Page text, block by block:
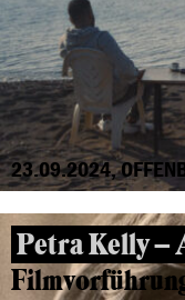
23.09.2024,
Petra Kelly –